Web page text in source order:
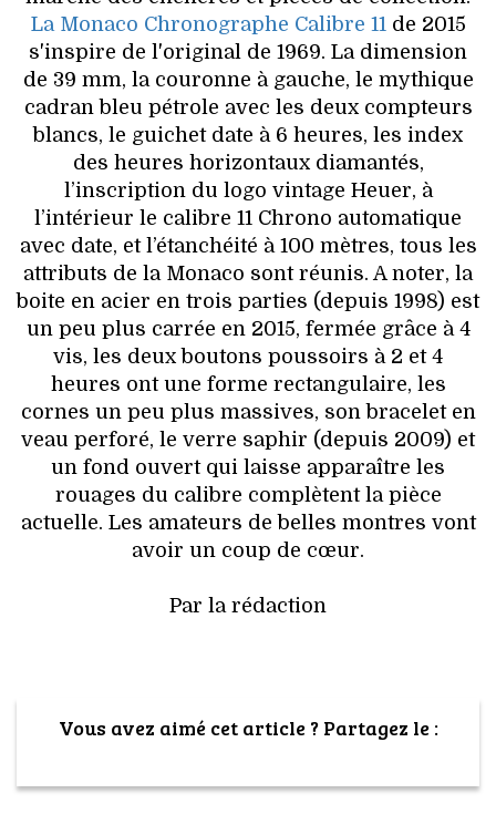
La Monaco Chronographe Calibre 11de 2015
s'inspire de l'original de 1969. La dimension
de 39 mm, la couronne à gauche, le mythique
cadran bleu pétrole avec les deux compteurs
blancs, le guichet date à 6 heures, les index
des heures horizontaux diamantés,
l’inscription du logo vintage Heuer, à
l’intérieur le calibre 11 Chrono automatique
avec date, et l’étanchéité à 100 mètres, tous les
attributs de la Monaco sont réunis. A noter, la
boite en acier en trois parties (depuis 1998) est
un peu plus carrée en 2015, fermée grâce à 4
vis, les deux boutons poussoirs à 2 et 4
heures ont une forme rectangulaire, les
cornes un peu plus massives, son bracelet en
veau perforé, le verre saphir (depuis 2009) et
un fond ouvert qui laisse apparaître les
rouages du calibre complètent la pièce
actuelle. Les amateurs de belles montres vont
avoir un coup de cœur.
Par la rédaction
Vous avez aimé cet article ? Partagez le :